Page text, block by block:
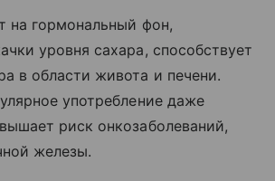
на гормональный фон,
уровня сахара, способствует
в области живота и печени.
употребление даже
риск онкозаболеваний,
железы.